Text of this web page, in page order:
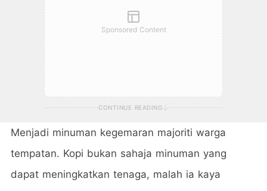
Sponsored Content
CONTINUE READING
Menjadi minuman kegemaran majoriti warga
tempatan. Kopi bukan sahaja minuman yang
dapat meningkatkan tenaga, malah ia kaya